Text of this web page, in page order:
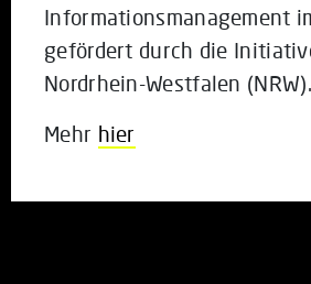
Informationsmanagement
gefördert durch die
Nordrhein-Westfalen (NRW).
Mehr hier